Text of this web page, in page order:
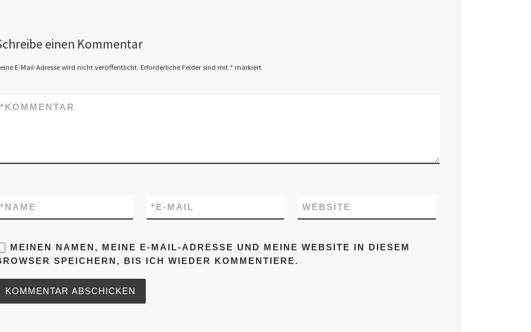
einen Kommentar
E-Mail-Adresse wird nicht veröffentlicht. Erforderliche Felder sind mit *markiert
KOMMENTAR
*
NAME
* E-MAIL
* WEBSITE
MEINEN NAMEN, MEINE E-MAIL-ADRESSE UND MEINE WEBSITE IN DIESEM
SPEICHERN, BIS ICH WIEDER KOMMENTIERE.